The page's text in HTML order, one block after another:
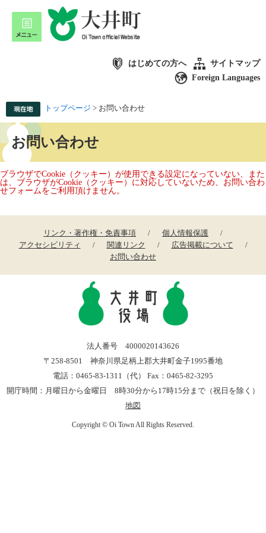
はじめての方へ
サイトマップ
Foreign Languages
トップページ > お問い合わせ
お問い合わせ
ブラウザでCookie（クッキー）が使用できる設定になっていない、また
は、ブラウザがCookie（クッキー）に対応していないため、お問い合わ
せフォームをご利用頂けません。
リンク・著作権・免責事項
個人情報保護
アクセシビリティ
関連リンク
広告掲載について
お問い合わせ
法人番号 4000020143626
〒258-8501 神奈川県足柄上郡大井町金子1995番地
電話：0465-83-1311（代） Fax：0465-82-3295
開庁時間：月曜日から金曜日 8時30分から17時15分まで（祝日を除く）
地図
Copyright © Oi Town All Rights Reserved.